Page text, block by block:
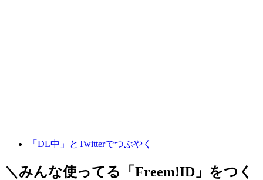
「DL中」とTwitterでつぶやく
＼みんな使ってる「 Freem!ID 」をつく